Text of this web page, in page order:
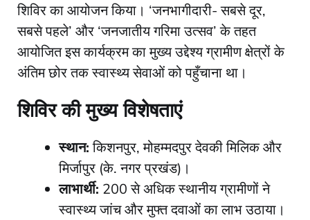
शिविर का आयोजन किया। ‘जनभागीदारी- सबसे दूर,
सबसे पहले’ और ‘जनजातीय गरिमा उत्सव’ के तहत
आयोजित इस कार्यक्रम का मुख्य उद्देश्य ग्रामीण क्षेत्रों के
अंतिम छोर तक स्वास्थ्य सेवाओं को पहुँचाना था।
​शिविर की मुख्य विशेषताएं
स्थान:किशनपुर, मोहम्मदपुर देवकी मिलिक और
मिर्जापुर (के. नगर प्रखंड)।
लाभार्थी: 200 से अधिक स्थानीय ग्रामीणों ने
स्वास्थ्य जांच और मुफ्त दवाओं का लाभ उठाया।